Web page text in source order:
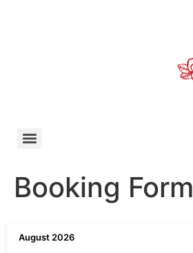
Booking Form
August 2026